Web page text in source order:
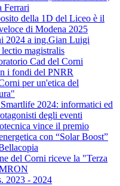
Ferrari
della 1D del Liceo è il
di Modena 2025
2024 a ing.Gian Luigi
magistralis
Cad del Corni
i fondi del PNRR
per un'etica del
2024: informatici ed
degli eventi
vince il premio
con “Solar Boost”
del Corni riceve la "Terza
2023 - 2024